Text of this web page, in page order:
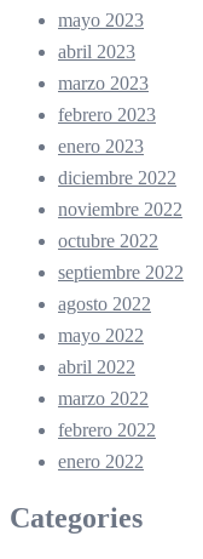
mayo 2023
abril 2023
marzo 2023
febrero 2023
enero 2023
diciembre 2022
noviembre 2022
octubre 2022
septiembre 2022
agosto 2022
mayo 2022
abril 2022
marzo 2022
febrero 2022
enero 2022
Categories